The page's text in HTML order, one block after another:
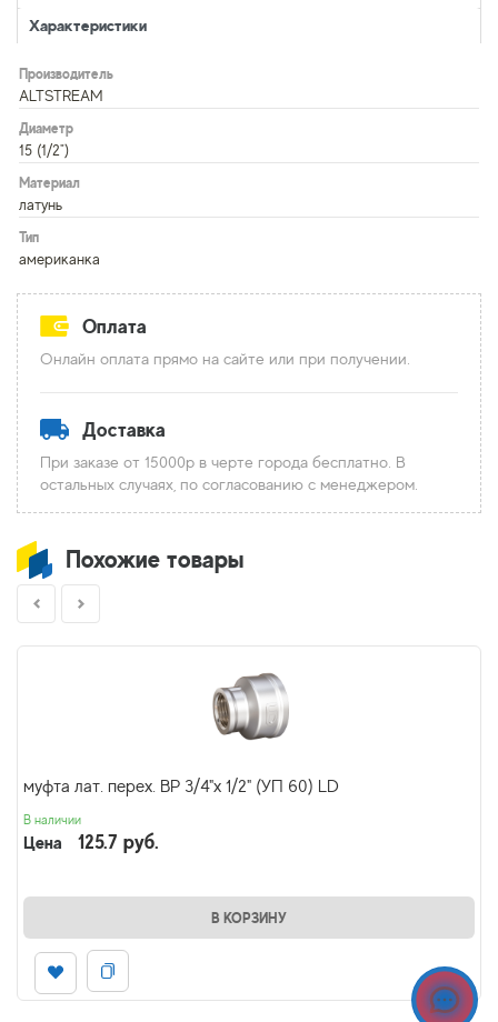
Характеристики
Производитель
ALTSTREAM
Диаметр
15 (1/2")
Материал
латунь
Тип
американка
Оплата
Онлайн оплата прямо на сайте или при получении.
Доставка
При заказе от 15000р в черте города бесплатно. В
остальных случаях, по согласованию с менеджером.
Похожие товары
муфта лат. перех. ВР 3/4"х 1/2" (УП 60) LD
В наличии
Цена 125.7 руб.
В КОРЗИНУ